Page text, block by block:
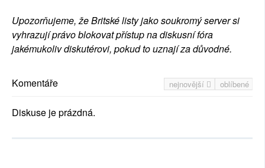
Upozorňujeme, že Britské listy jako soukromý server si
vyhrazují právo blokovat přístup na diskusní fóra
jakémukoliv diskutérovi, pokud to uznají za důvodné.
nejnovější oblíbené
Komentáře
Diskuse je prázdná.